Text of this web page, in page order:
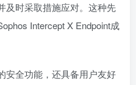
及时采取措施应对。这种先
Intercept X Endpoint成
安全功能，还具备用户友好